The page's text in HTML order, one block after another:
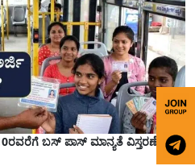
ಬಸ್ ಪಾಸ್ ಮಾನ್ಯತೆ ವಿಸ್ತರಣೆ,